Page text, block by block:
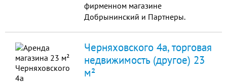
фирменном магазине
Добрынинский и Партнеры.
Приглашаем Овощи, фрукты, Табак
<br />
Черняховского 4а, торговая
недвижимость (другое) 23
м²